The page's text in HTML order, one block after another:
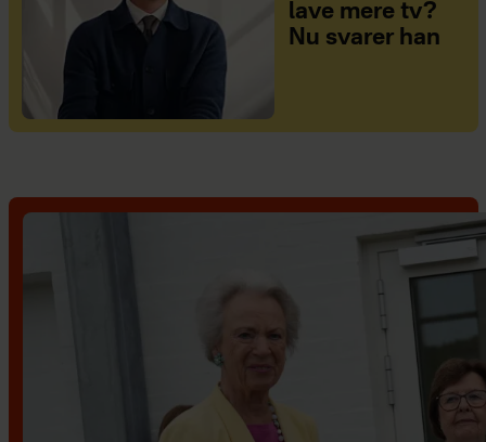
lave mere tv?
Nu svarer han